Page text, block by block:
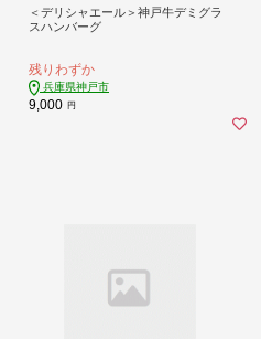
＜デリシャエール＞神戸牛デミグラ
スハンバーグ
残りわずか
兵庫県神戸市
9,000 円